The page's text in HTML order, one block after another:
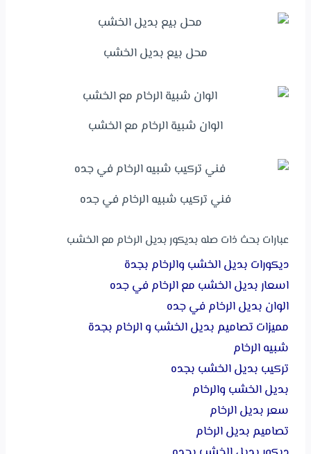
محل بيع بديل الخشب
الوان شبية الرخام مع الخشب
فني تركيب شبيه الرخام في جده
عبارات بحث ذات صله بديكور بديل الرخام مع الخشب
ديكورات بديل الخشب والرخام بجدة
اسعار بديل الخشب مع الرخام في جده
الوان بديل الرخام في جده
مميزات تصاميم بديل الخشب و الرخام بجدة
شبيه الرخام
تركيب بديل الخشب بجده
بديل الخشب والرخام
سعر بديل الرخام
تصاميم بديل الرخام